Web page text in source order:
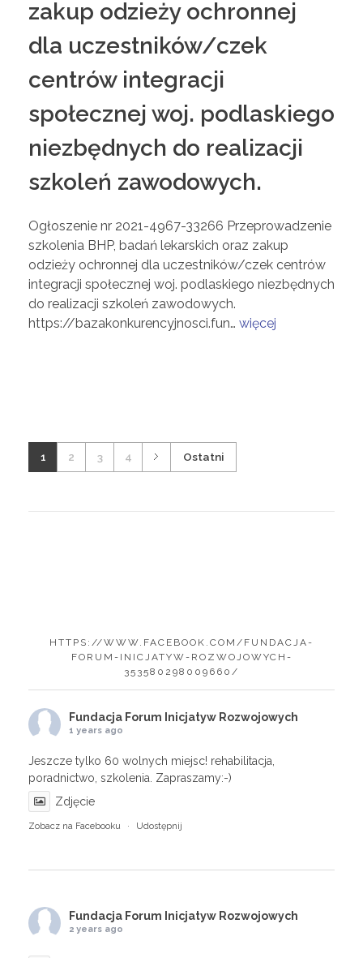
zakup odzieży ochronnej
dla uczestników/czek
centrów integracji
społecznej woj. podlaskiego
niezbędnych do realizacji
szkoleń zawodowych.
Ogłoszenie nr 2021-4967-33266 Przeprowadzenie
szkolenia BHP, badań lekarskich oraz zakup
odzieży ochronnej dla uczestników/czek centrów
integracji społecznej woj. podlaskiego niezbędnych
do realizacji szkoleń zawodowych.
https://bazakonkurencyjnosci.fun… więcej
1 2 3 4 Ostatni
HTTPS://WWW.FACEBOOK.COM/FUNDACJA-
FORUM-INICJATYW-ROZWOJOWYCH-
353580298009660/
Fundacja Forum Inicjatyw Rozwojowych
1 years ago
Jeszcze tylko 60 wolnych miejsc! rehabilitacja,
poradnictwo, szkolenia. Zapraszamy:-)
Zdjęcie
Zobacz na Facebooku · Udostępnij
Fundacja Forum Inicjatyw Rozwojowych
2 years ago